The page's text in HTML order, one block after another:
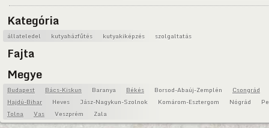
Kategória
állateledel kutyaházfűtés kutyakiképzés szolgaltatás
Fajta
Megye
Budapest Bács-Kiskun Baranya Békés Borsod-Abaúj-Zemplén
Csongrád
Hajdú-Bihar
Heves Jász-Nagykun-Szolnok Komárom-Esztergom Nógrád
Tolna
Vas Veszprém Zala